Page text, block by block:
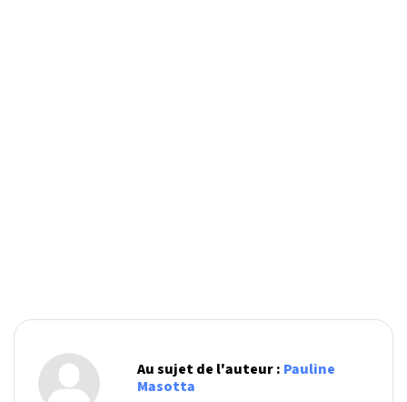
Au sujet de l'auteur : Pauline
Masotta